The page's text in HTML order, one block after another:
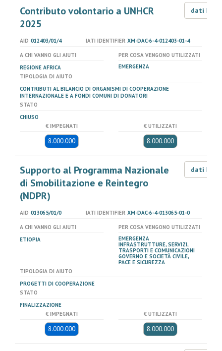
Contributo volontario a UNHCR
2025
dati LOD
AID 012403/01/4 IATI IDENTIFIER XM-DAC-6-4-012403-01-4
A CHI VANNO GLI AIUTI
REGIONE AFRICA
PER COSA VENGONO UTILIZZATI
EMERGENZA
TIPOLOGIA DI AIUTO
CONTRIBUTI AL BILANCIO DI ORGANISMI DI COOPERAZIONE
INTERNAZIONALE E A FONDI COMUNI DI DONATORI
STATO
CHIUSO
€ IMPEGNATI
8.000.000
€ UTILIZZATI
8.000.000
Supporto al Programma Nazionale
di Smobilitazione e Reintegro
(NDPR)
dati LOD
AID 013065/01/0 IATI IDENTIFIER XM-DAC-6-4-013065-01-0
A CHI VANNO GLI AIUTI
ETIOPIA
PER COSA VENGONO UTILIZZATI
EMERGENZA
INFRASTRUTTURE, SERVIZI,
TRASPORTI E COMUNICAZIONI
GOVERNO E SOCIETÀ CIVILE,
PACE E SICUREZZA
TIPOLOGIA DI AIUTO
PROGETTI DI COOPERAZIONE
STATO
FINALIZZAZIONE
€ IMPEGNATI
8.000.000
€ UTILIZZATI
8.000.000